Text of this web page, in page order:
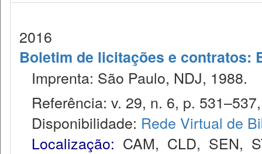
2016
Boletim de licitações e contratos:
Imprenta: São Paulo, NDJ, 1988.
Referência: v. 29, n. 6, p.
Disponibilidade: Rede Virtual de
Localização: CAM, CLD, SEN,